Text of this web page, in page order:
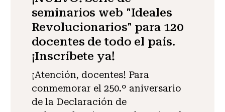
seminarios web "Ideales
Revolucionarios" para 120
docentes de todo el país.
¡Inscríbete ya!
¡Atención, docentes! Para
conmemorar el 250.º aniversario
de la Declaración de